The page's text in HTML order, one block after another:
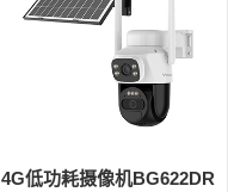
4G低功耗摄像机BG622DR